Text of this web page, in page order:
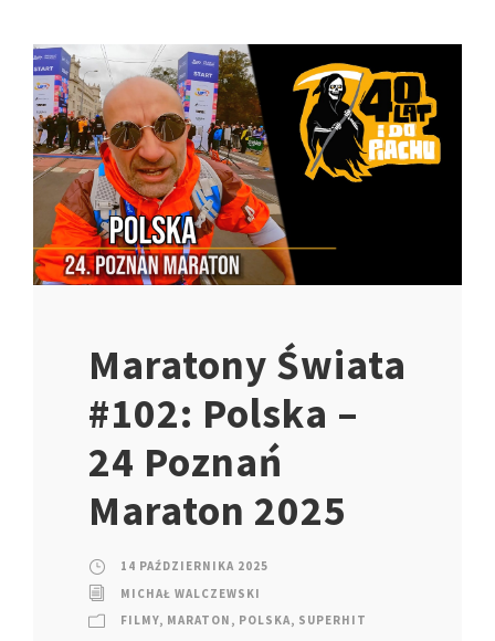
Maratony Świata
#102: Polska –
24 Poznań
Maraton 2025
14 PAŹDZIERNIKA 2025
MICHAŁ WALCZEWSKI
FILMY, MARATON , POLSKA, SUPERHIT